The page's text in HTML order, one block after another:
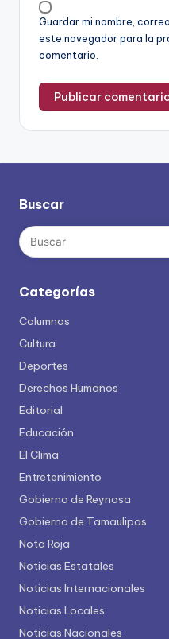
Guardar mi nombre,
este navegador para la
comentario.
Buscar
Categorías
Columnas
Cultura
Deportes
Derechos Humanos
Editorial
Educación
El Clima
Entretenimiento
Gobierno de Reynosa
Gobierno de Tamaulipas
Nota Roja
Noticias Estatales
Noticias Internacionales
Noticias Locales
Noticias Nacionales